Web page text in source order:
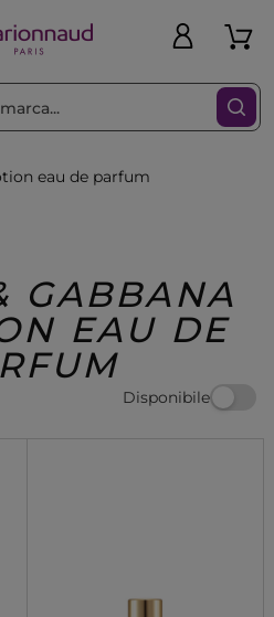
Regalo
eau de parfum
GABBANA
EAU DE
Disponibile
Filtra